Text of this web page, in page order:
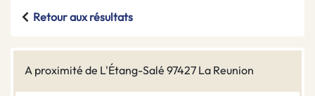
Retour aux résultats
A proximité de L'Étang-Salé 97427 La Reunion